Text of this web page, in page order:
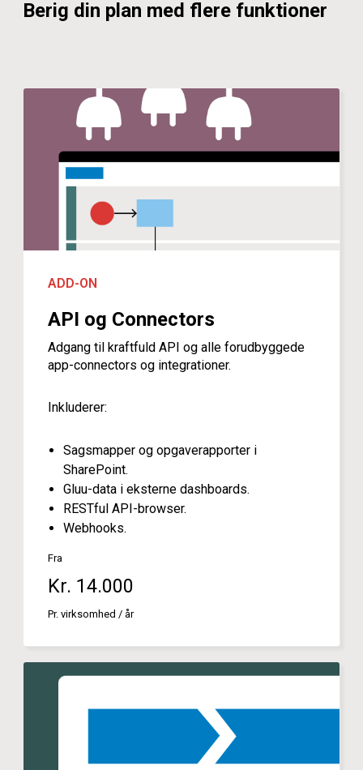
Berig din plan med flere funktioner
ADD-ON
API og Connectors
Adgang til kraftfuld API og alle forudbyggede
app-connectors og integrationer.
Inkluderer:
Sagsmapper og opgaverapporter i
SharePoint.
Gluu-data i eksterne dashboards.
RESTful API-browser.
Webhooks.
Fra
Kr. 14.000
Pr. virksomhed / år